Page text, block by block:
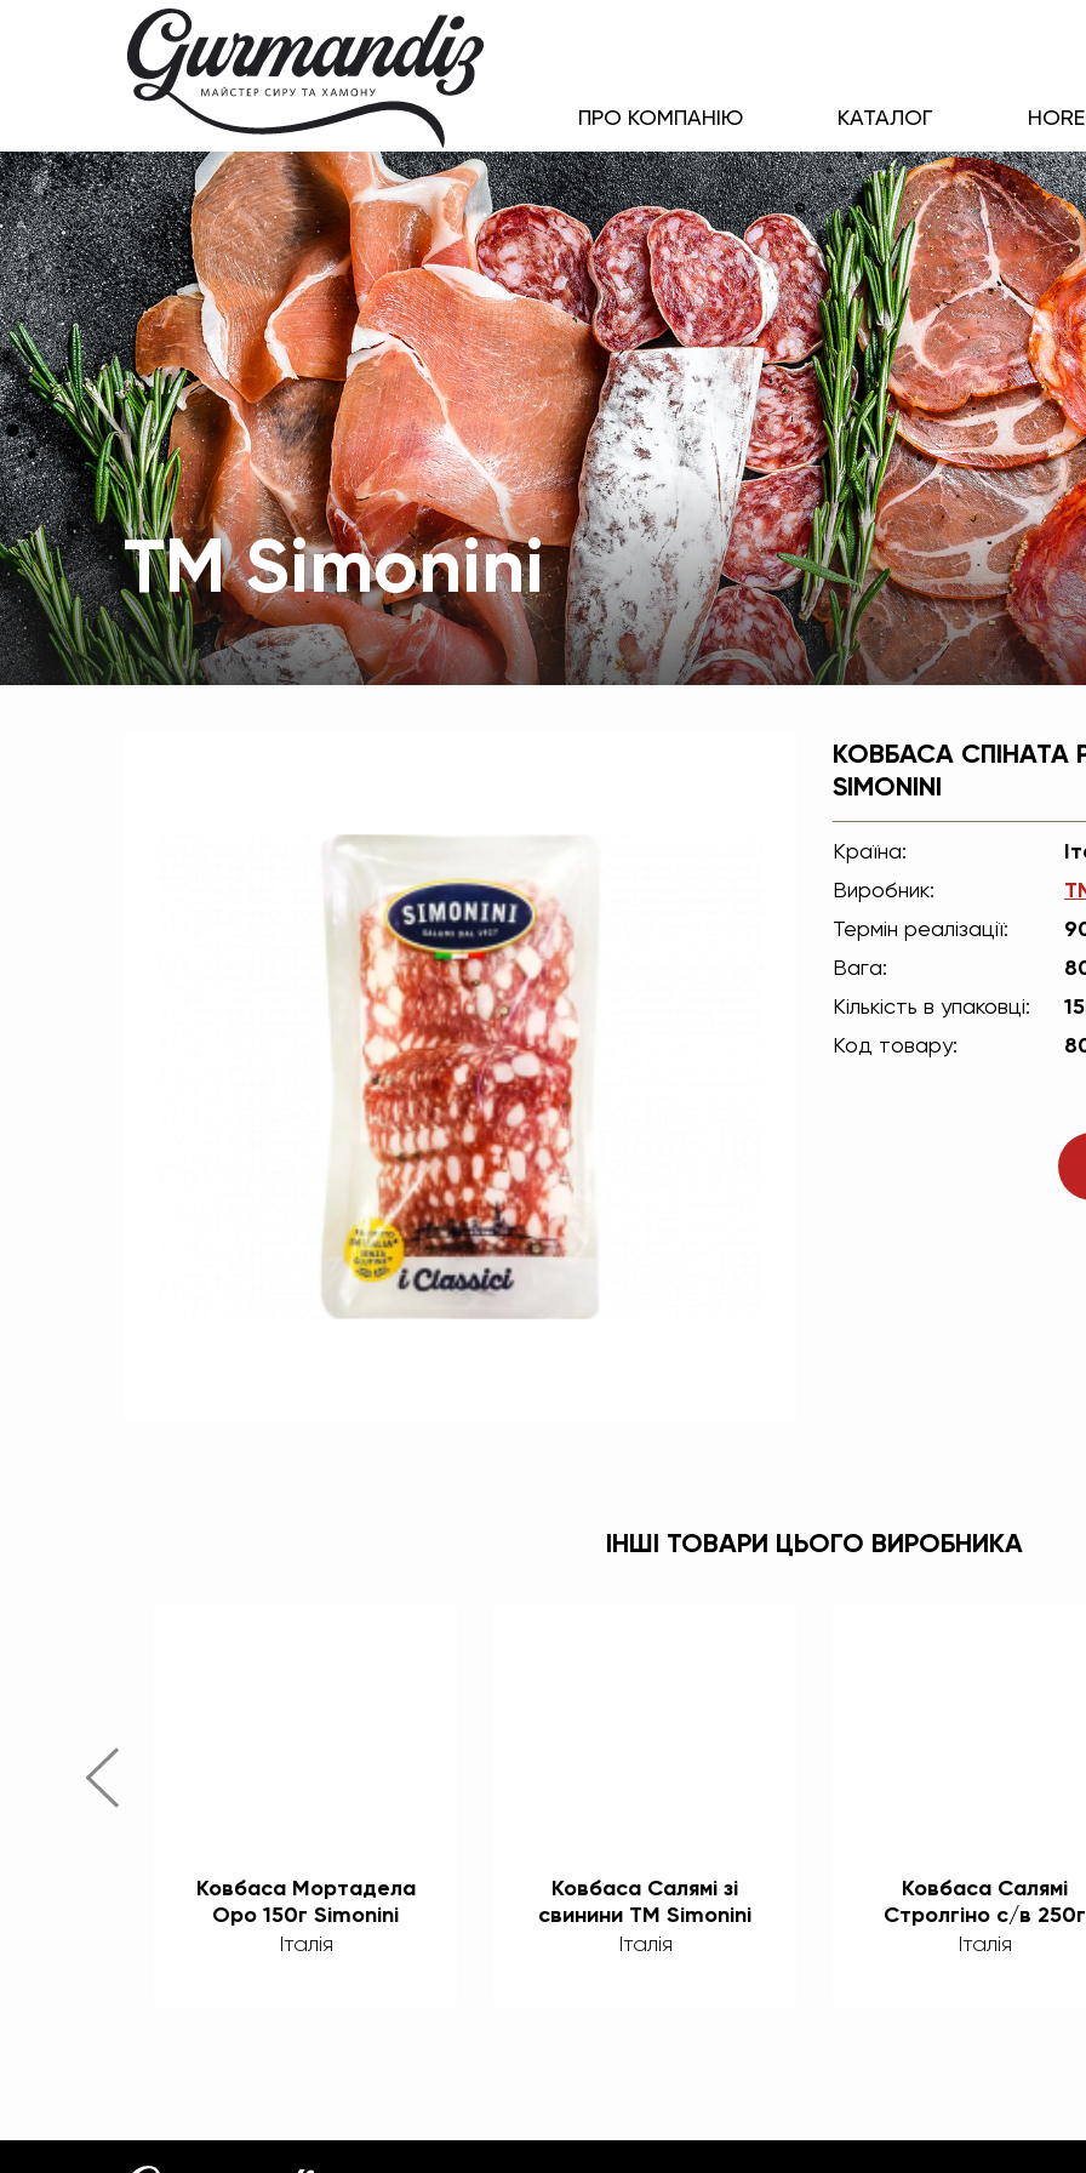
ПРО КОМПАНІЮ КАТАЛОГ
ТМ Simonini
КОВБАСА СПІНАТА
SIMONINI
Країна:
Виробник:
Термін реалізації:
Вага:
Кількість в упаковці:
Код товару:
ІНШІ ТОВАРИ ЦЬОГО ВИРОБНИКА
Ковбаса Мортадела
Оро 150г Simonini
Італія
Ковбаса Салямі зі
свинини TM Simonini
Італія
Ковбаса Салямі
Стролгіно с/в 250г
Simonini
Італія